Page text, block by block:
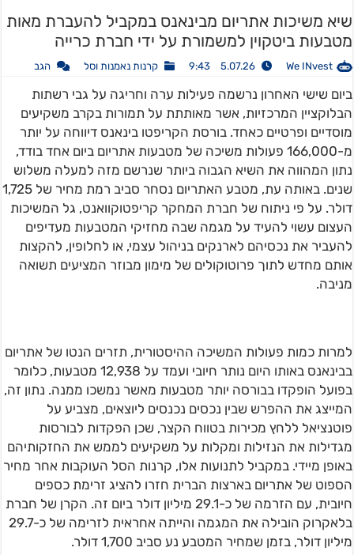
שיא משיכות אתריום מבינאנס במקביל להעברת מאות
מטבעות ביטקוין למשמורת על ידי חברת כרייה
We INvest
5.07.26 9:43 קרנות נאמנות וסל הגב
ביום שישי האחרון נרשמה פעילות ערה וחריגה על גבי רשתות
הבלוקציין המרכזיות, אשר מאותתת על תמורות בקרב משקיעים
מוסדיים ופרטיים כאחד. בורסת הקריפטו בינאנס דיווחה על יותר
מ-166,000 פעולות משיכה של מטבעות אתריום ביום אחד בודד,
נתון המהווה את השיא הגבוה ביותר שנרשם מזה למעלה משלוש
שנים. באותה עת, מטבע האתריום נסחר סביב רמת מחיר של 1,725
דולר. על פי ניתוח של חברת המחקר קריפטוקוואנט, גל המשיכות
העצום עשוי להעיד על מגמה שבה מחזיקי המטבעות מעדיפים
להעביר את נכסיהם לארנקים בניהול עצמי, או לחלופין, להקצות
אותם מחדש לתוך פרוטוקולים של מימון מבוזר המציעים תשואה
מניבה.
למרות כמות פעולות המשיכה ההיסטורית, תזרים הנטו של אתריום
בבינאנס באותו היום נותר חיובי ועמד על 12,938 מטבעות, כלומר
בפועל הופקדו בבורסה יותר מטבעות מאשר נמשכו ממנה. נתון זה,
המייצג את ההפרש שבין נכסים נכנסים ליוצאים, מצביע על
פוטנציאל ללחץ מכירות בטווח הקצר, שכן הפקדות לבורסות
מגדילות את הנזילות ומקלות על משקיעים לממש את החזקותיהם
באופן מיידי. במקביל לתנועות אלו, קרנות הסל העוקבות אחר מחיר
הספוט של אתריום בארצות הברית חזרו להציג זרימת כספים
חיובית, עם הזרמה של כ-29.1 מיליון דולר ביום זה. הקרן של חברת
בלאקרוק הובילה את המגמה והייתה אחראית לזרימה של כ-29.7
מיליון דולר, בזמן שמחיר המטבע נע סביב 1,700 דולר.